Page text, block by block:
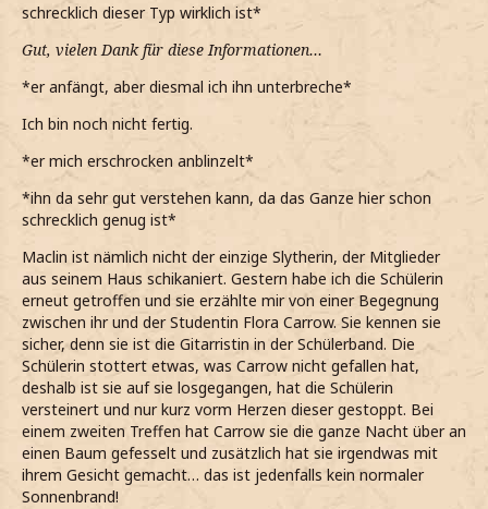
schrecklich dieser Typ wirklich ist*
Gut, vielen Dank für diese Informationen…
*er anfängt, aber diesmal ich ihn unterbreche*
Ich bin noch nicht fertig.
*er mich erschrocken anblinzelt*
*ihn da sehr gut verstehen kann, da das Ganze hier schon
schrecklich genug ist*
Maclin ist nämlich nicht der einzige Slytherin, der Mitglieder
aus seinem Haus schikaniert. Gestern habe ich die Schülerin
erneut getroffen und sie erzählte mir von einer Begegnung
zwischen ihr und der Studentin Flora Carrow. Sie kennen sie
sicher, denn sie ist die Gitarristin in der Schülerband. Die
Schülerin stottert etwas, was Carrow nicht gefallen hat,
deshalb ist sie auf sie losgegangen, hat die Schülerin
versteinert und nur kurz vorm Herzen dieser gestoppt. Bei
einem zweiten Treffen hat Carrow sie die ganze Nacht über an
einen Baum gefesselt und zusätzlich hat sie irgendwas mit
ihrem Gesicht gemacht… das ist jedenfalls kein normaler
Sonnenbrand!